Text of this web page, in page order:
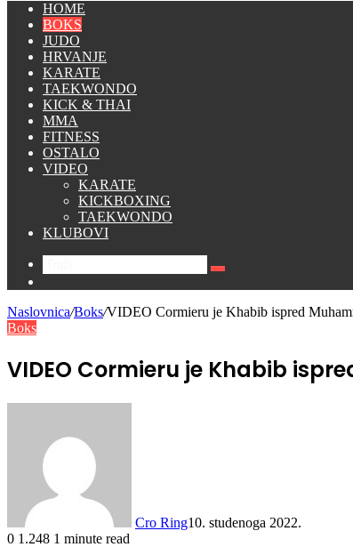
HOME
BOKS
JUDO
HRVANJE
KARATE
TAEKWONDO
KICK & THAI
MMA
FITNESS
OSTALO
VIDEO
KARATE
KICKBOXING
TAEKWONDO
KLUBOVI
Traži
Naslovnica/Boks/VIDEO Cormieru je Khabib ispred
Boks
VIDEO Cormieru je Khabib
Cro Ring10. studenoga 2022.
0 1.248 1 minute read